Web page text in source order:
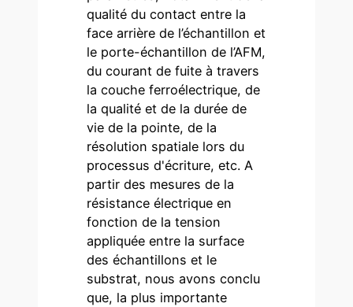
qualité du contact entre la
face arrière de l’échantillon et
le porte-échantillon de l’AFM,
du courant de fuite à travers
la couche ferroélectrique, de
la qualité et de la durée de
vie de la pointe, de la
résolution spatiale lors du
processus d'écriture, etc. A
partir des mesures de la
résistance électrique en
fonction de la tension
appliquée entre la surface
des échantillons et le
substrat, nous avons conclu
que, la plus importante